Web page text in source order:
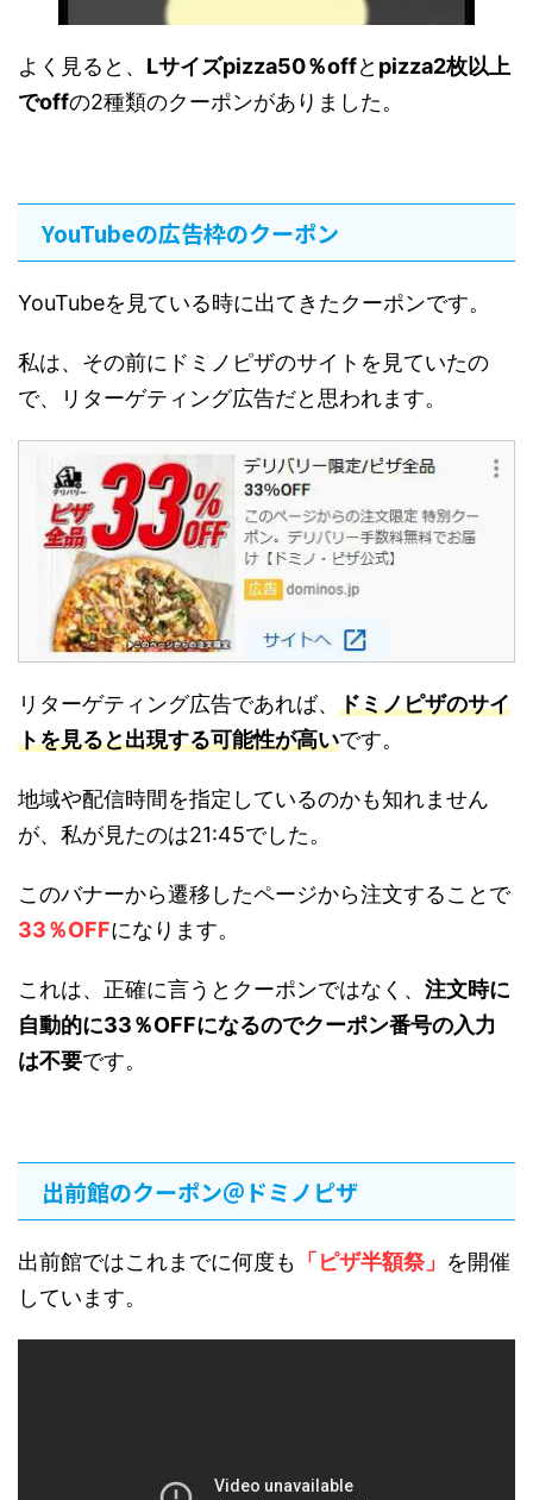
よく見ると、 Lサイズpizza50％offと pizza2枚以上
でoffの2種類のクーポンがありました。
YouTubeの広告枠のクーポン
YouTubeを見ている時に出てきたクーポンです。
私は、その前にドミノピザのサイトを見ていたの
で、リターゲティング広告だと思われます。
リターゲティング広告であれば、 ドミノピザのサイ
トを見ると出現する可能性が高いです。
地域や配信時間を指定しているのかも知れません
が、私が見たのは21:45でした。
このバナーから遷移したページから注文することで
33％OFFになります。
これは、正確に言うとクーポンではなく、 注文時に
自動的に33％OFFになるのでクーポン番号の入力
は不要です。
出前館のクーポン＠ドミノピザ
出前館ではこれまでに何度も 「ピザ半額祭」 を開催
しています。